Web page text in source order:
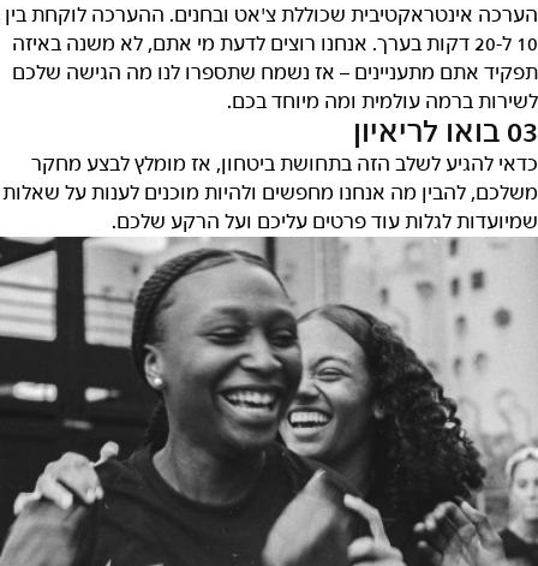
הערכה אינטראקטיבית שכוללת צ'אט ובחנים. ההערכה לוקחת בין
10 ל-20 דקות בערך. אנחנו רוצים לדעת מי אתם, לא משנה באיזה
תפקיד אתם מתעניינים – אז נשמח שתספרו לנו מה הגישה שלכם
לשירות ברמה עולמית ומה מיוחד בכם.
03 בואו לריאיון
כדאי להגיע לשלב הזה בתחושת ביטחון, אז מומלץ לבצע מחקר
משלכם, להבין מה אנחנו מחפשים ולהיות מוכנים לענות על שאלות
שמיועדות לגלות עוד פרטים עליכם ועל הרקע שלכם.